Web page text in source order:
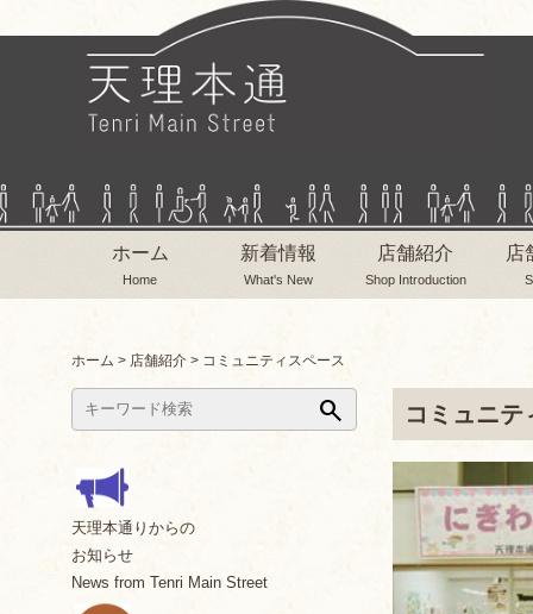
ホーム
Home
新着情報
What's New
店舗紹介
Shop Introduction
店
ホーム > 店舗紹介 > コミュニティスペース
コミュニテ
search
天理本通りからの
お知らせ
News from Tenri Main Street